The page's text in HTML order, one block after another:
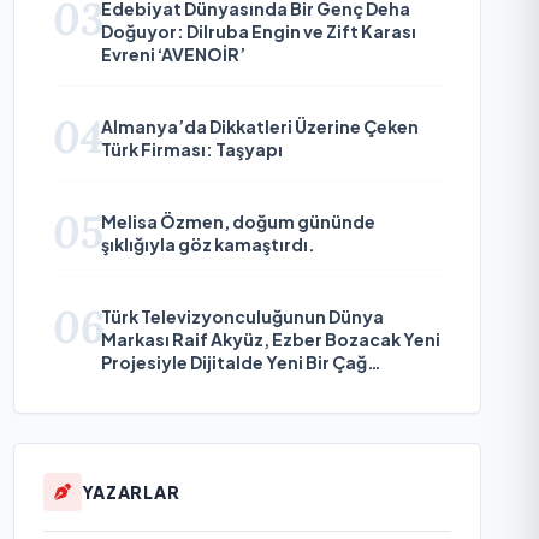
03Edebiyat Dünyasında Bir Genç Deha
Doğuyor: Dilruba Engin ve Zift Karası
Evreni ‘AVENOİR’
04Almanya’da Dikkatleri Üzerine Çeken
Türk Firması: Taşyapı
05Melisa Özmen, doğum gününde
şıklığıyla göz kamaştırdı.
06Türk Televizyonculuğunun Dünya
Markası Raif Akyüz, Ezber Bozacak Yeni
Projesiyle Dijitalde Yeni Bir Çağ
YAZARLAR